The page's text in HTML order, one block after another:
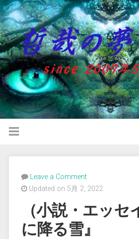
Leave a Comment
Updated on 5月 2, 2022
（小説・エッセ
に降る雪』